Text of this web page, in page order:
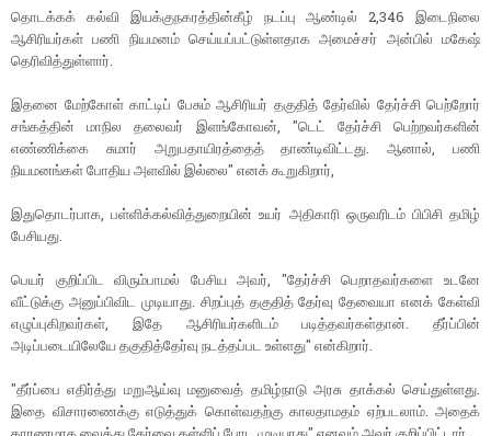
தொடக்கக் கல்வி இயக்குநகரத்தின்கீழ் நடப்பு ஆண்டில் 2,346 இடைநிலை
ஆசிரியர்கள் பணி நியமனம் செய்யப்பட்டுள்ளதாக அமைச்சர் அன்பில் மகேஷ்
தெரிவித்துள்ளார்.
இதனை மேற்கோள் காட்டிப் பேசும் ஆசிரியர் தகுதித் தேர்வில் தேர்ச்சி பெற்றோர்
சங்கத்தின் மாநில தலைவர் இளங்கோவன், "டெட் தேர்ச்சி பெற்றவர்களின்
எண்ணிக்கை சுமார் அறுபதாயிரத்தைத் தாண்டிவிட்டது. ஆனால், பணி
நியமனங்கள் போதிய அளவில் இல்லை" எனக் கூறுகிறார்,
இதுதொடர்பாக, பள்ளிக்கல்வித்துறையின் உயர் அதிகாரி ஒருவரிடம் பிபிசி தமிழ்
பேசியது.
பெயர் குறிப்பிட விரும்பாமல் பேசிய அவர், "தேர்ச்சி பெறாதவர்களை உடனே
வீட்டுக்கு அனுப்பிவிட முடியாது. சிறப்புத் தகுதித் தேர்வு தேவையா எனக் கேள்வி
எழுப்புகிறவர்கள், இதே ஆசிரியர்களிடம் படித்தவர்கள்தான். தீர்ப்பின்
அடிப்படையிலேயே தகுதித்தேர்வு நடத்தப்பட உள்ளது" என்கிறார்.
"தீர்ப்பை எதிர்த்து மறுஆய்வு மனுவைத் தமிழ்நாடு அரசு தாக்கல் செய்துள்ளது.
இதை விசாரணைக்கு எடுத்துக் கொள்வதற்கு காலதாமதம் ஏற்படலாம். அதைக்